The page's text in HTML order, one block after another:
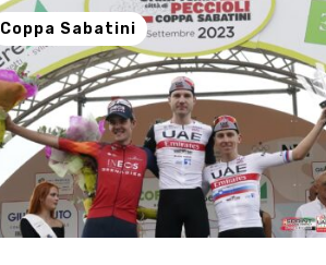
Coppa Sabatini